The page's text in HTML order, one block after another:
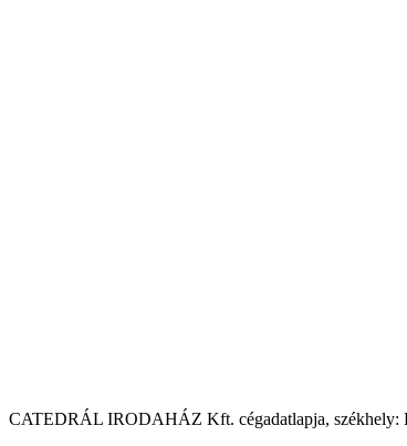
CATEDRÁL IRODAHÁZ Kft. cégadatlapja, székhely: